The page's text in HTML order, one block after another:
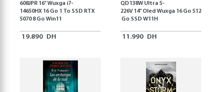
608JPR 16'' Wuxga i7-
14650HX 16 Go 1 To SSD RTX
5070 8 Go Win11
19.890 DH
QD138W Ultra 5-
226V 14" Oled Wuxga 16 Go 512
Go SSD W11H
11.990 DH